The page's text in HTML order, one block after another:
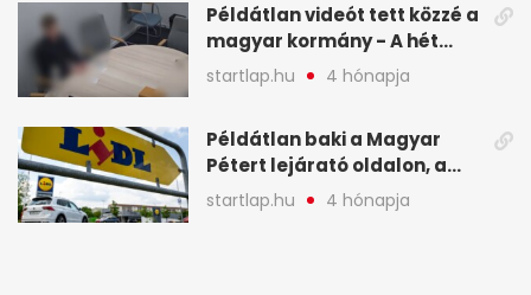
Példátlan videót tett közzé a
magyar kormány - A hét
legfontosabb hírei
képekben
startlap.hu 4 hónapja
Példátlan baki a Magyar
Pétert lejárató oldalon, a
Lidlnek azonnal lépnie
kellett - A hét legfontosabb
startlap.hu 4 hónapja